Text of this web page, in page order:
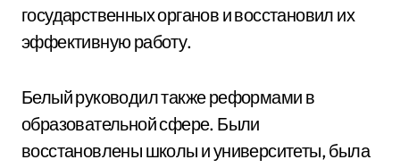
государственных органов и восстановил их
эффективную работу.
Белый руководил также реформами в
образовательной сфере. Были
восстановлены школы и университеты, была